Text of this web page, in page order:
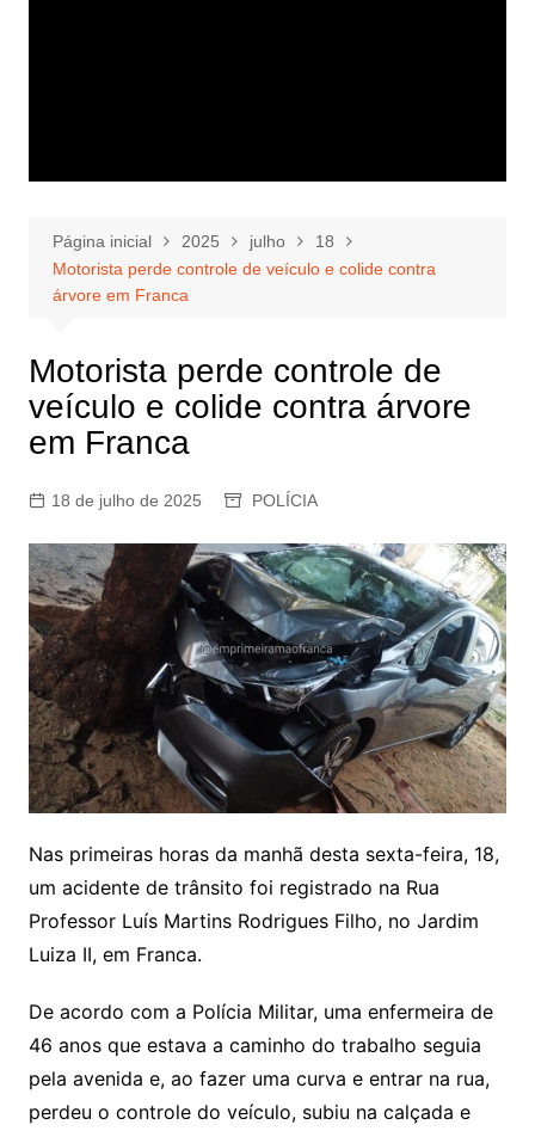
Página inicial 2025 julho
18
Motorista perde controle de veículo e colide contra
árvore em Franca
Motorista perde controle de
veículo e colide contra árvore
em Franca
18 de julho de 2025 POLÍCIA
Nas primeiras horas da manhã desta sexta-feira, 18,
um acidente de trânsito foi registrado na Rua
Professor Luís Martins Rodrigues Filho, no Jardim
Luiza II, em Franca.
De acordo com a Polícia Militar, uma enfermeira de
46 anos que estava a caminho do trabalho seguia
pela avenida e, ao fazer uma curva e entrar na rua,
perdeu o controle do veículo, subiu na calçada e